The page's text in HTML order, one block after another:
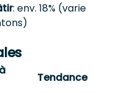
: env. 18% (varie
Tendance